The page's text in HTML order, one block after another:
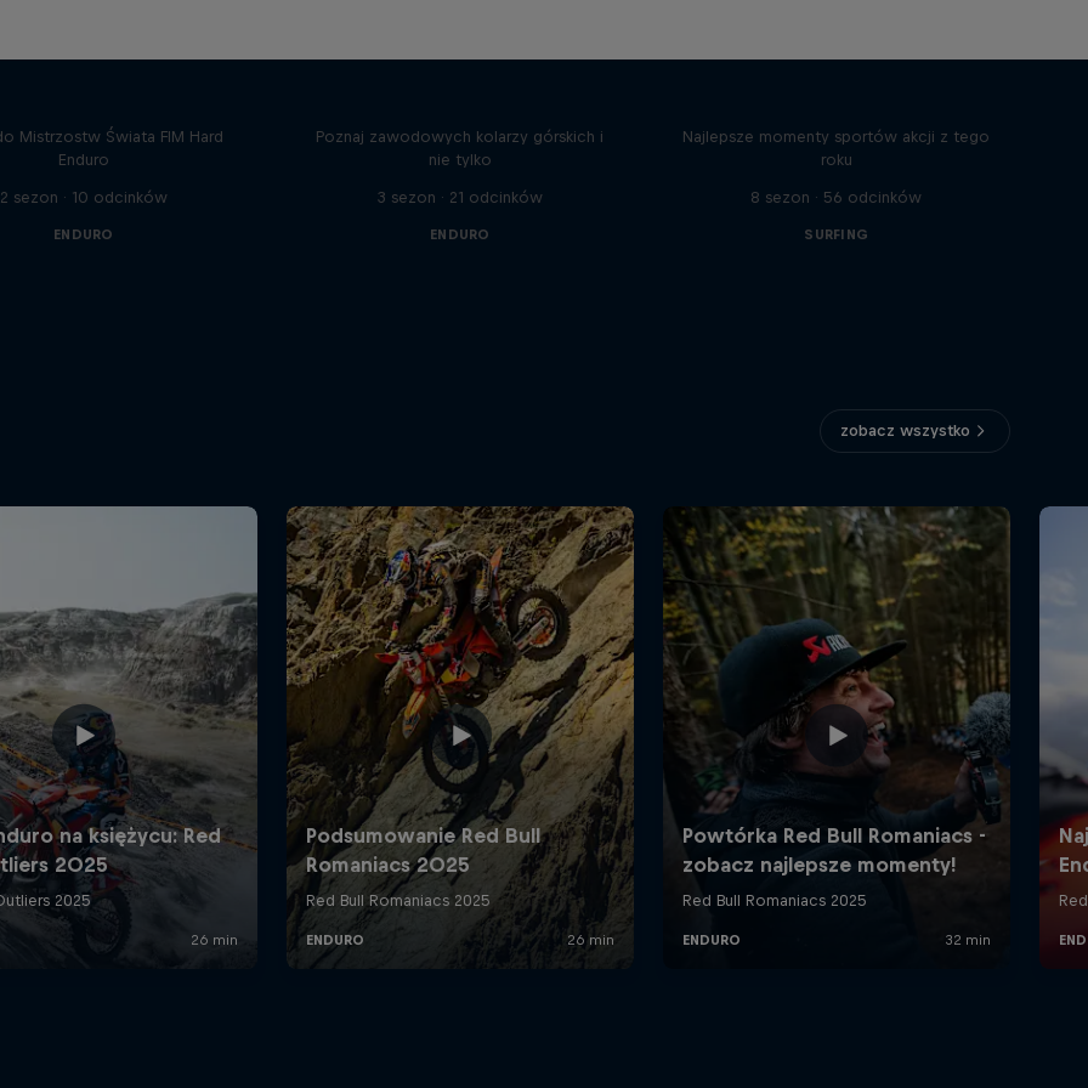
Lines – Manuel
Mistrzostw Świata FIM Hard
Enduro
2 sezon · 10 odcinków
ENDURO
Poznaj zawodowych kolarzy górskich i
nie tylko
3 sezon · 21 odcinków
ENDURO
Najlepsze momenty sportów akcji z tego
roku
8 sezon · 56 odcinków
SURFING
zobacz wszystko